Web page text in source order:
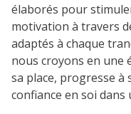
élaborés pour
motivation à travers
adaptés à chaque
nous croyons en une
sa place, progresse à
confiance en soi